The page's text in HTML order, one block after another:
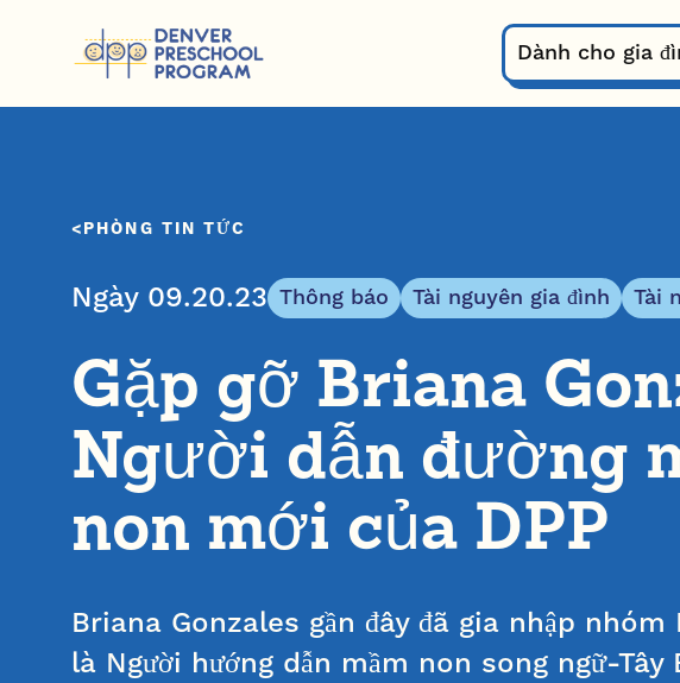
Dành cho gia
PHÒNG TIN TỨC
Ngày 09.20.23 Thông báo Tài nguyên gia đình Tài
Gặp gỡ Briana
Người dẫn đường
non mới của DPP
Briana Gonzales gần đây đã gia nhập nhóm
là Người hướng dẫn mầm non song ngữ-Tây